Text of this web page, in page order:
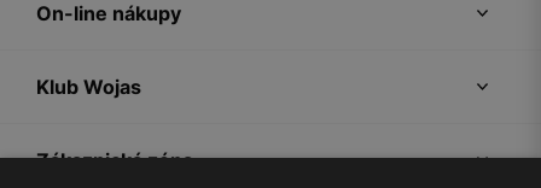
On-line nákupy
Klub Wojas
Zákaznická zóna